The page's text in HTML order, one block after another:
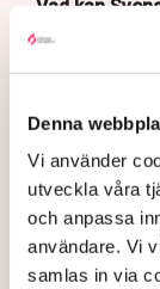
Denna
Vi använder
utveckla våra
och anpassa
användare. Vi
samlas in via
Vad kan
– Det är
som en
Sverige är ett
oavsett vad